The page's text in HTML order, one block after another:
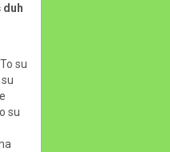
duh
su
su